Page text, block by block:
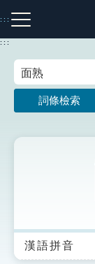
到
主
:::
注音索引圖示
生字詞彙表
:::
詞條檢索
漢語拼音